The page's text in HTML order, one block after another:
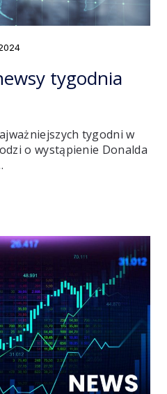
tygodnia
tygodni w
o wystąpienie Donalda